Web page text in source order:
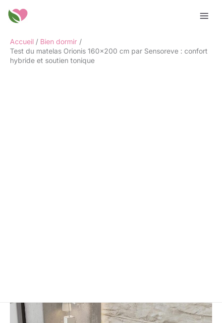
Accueil
Bien dormir
Test du matelas Orionis 160×200 cm par Sensoreve : confort
hybride et soutien tonique